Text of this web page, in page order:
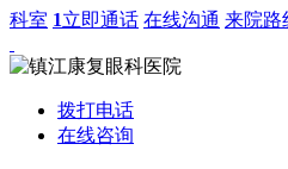
科室 1立即通话 在线沟通 来院路
拨打电话
在线咨询